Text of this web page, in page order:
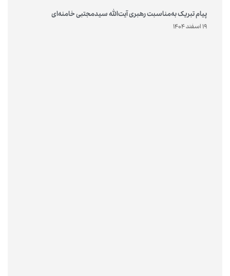
پیام تبریک به‌مناسبت رهبری آیت‌الله سیدمجتبی خامنه‌ای
19 اسفند 1404